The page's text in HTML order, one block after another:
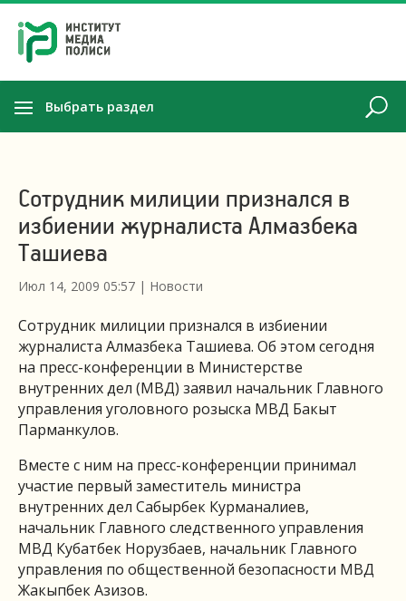
Выбрать раздел
Сотрудник милиции признался в
избиении журналиста Алмазбека
Ташиева
Июл 14, 2009 05:57 | Новости
Сотрудник милиции признался в избиении
журналиста Алмазбека Ташиева. Об этом сегодня
на пресс-конференции в Министерстве
внутренних дел (МВД) заявил начальник Главного
управления уголовного розыска МВД Бакыт
Парманкулов.
Вместе с ним на пресс-конференции принимал
участие первый заместитель министра
внутренних дел Сабырбек Курманалиев,
начальник Главного следственного управления
МВД Кубатбек Норузбаев, начальник Главного
управления по общественной безопасности МВД
Жакыпбек Азизов.